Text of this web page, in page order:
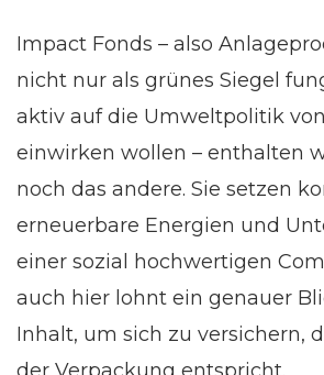
Impact Fonds – also
nicht nur als grünes Siegel
aktiv auf die Umweltpolitik
einwirken wollen – enthalten
noch das andere. Sie setzen
erneuerbare Energien und
einer sozial hochwertigen
auch hier lohnt ein genauer
Inhalt, um sich zu versichern,